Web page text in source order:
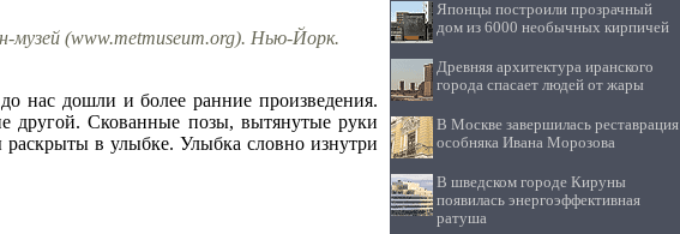
(www.metmuseum.org). Нью-Йорк.
нас дошли и более ранние произведения.
другой. Скованные позы, вытянутые руки
в улыбке. Улыбка словно изнутри
Японцы построили прозрачный
дом из 6000 необычных кирпичей
Древняя архитектура иранского
города спасает людей от жары
В Москве завершилась реставрация
особняка Ивана Морозова
В шведском городе Кируны
появилась энергоэффективная
ратуша